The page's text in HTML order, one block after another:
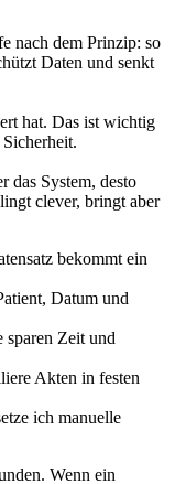
nach dem Prinzip: so
Daten und senkt
hat. Das ist wichtig
das System, desto
clever, bringt aber
bekommt ein
Datum und
sparen Zeit und
Akten in festen
ich manuelle
Wenn ein